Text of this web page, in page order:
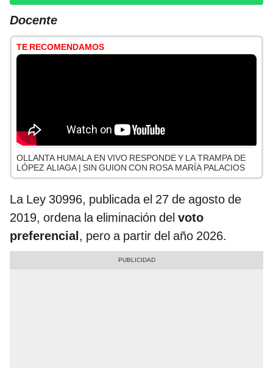
Docente
TE RECOMENDAMOS
OLLANTA HUMALA EN VIVO RESPONDE Y LA TRAMPA DE
LÓPEZ ALIAGA | SIN GUION CON ROSA MARÍA PALACIOS
La Ley 30996, publicada el 27 de agosto de
2019, ordena la eliminación del voto
preferencial, pero a partir del año 2026.